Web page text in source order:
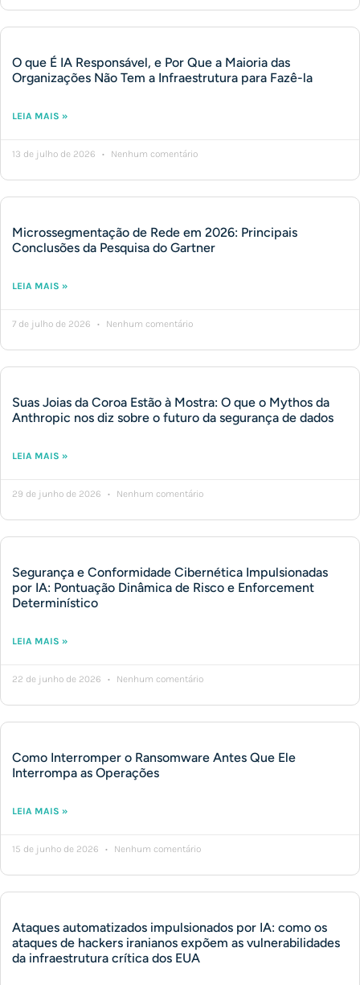
O que É IA Responsável, e Por Que a Maioria das
Organizações Não Tem a Infraestrutura para Fazê-la
LEIA MAIS »
13 de julho de 2026 Nenhum comentário
Microssegmentação de Rede em 2026: Principais
Conclusões da Pesquisa do Gartner
LEIA MAIS »
7 de julho de 2026 Nenhum comentário
Suas Joias da Coroa Estão à Mostra: O que o Mythos da
Anthropic nos diz sobre o futuro da segurança de dados
LEIA MAIS »
29 de junho de 2026 Nenhum comentário
Segurança e Conformidade Cibernética Impulsionadas
por IA: Pontuação Dinâmica de Risco e Enforcement
Determinístico
LEIA MAIS »
22 de junho de 2026 Nenhum comentário
Como Interromper o Ransomware Antes Que Ele
Interrompa as Operações
LEIA MAIS »
15 de junho de 2026 Nenhum comentário
Ataques automatizados impulsionados por IA: como os
ataques de hackers iranianos expõem as vulnerabilidades
da infraestrutura crítica dos EUA